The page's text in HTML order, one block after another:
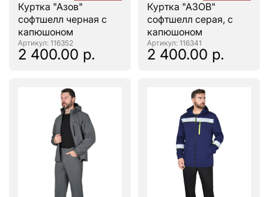
Куртка "Азов"
софтшелл черная с
капюшоном
: 116352
2 400.00 р.
Куртка "АЗОВ"
софтшелл серая, с
капюшоном
: 116341
2 400.00 р.